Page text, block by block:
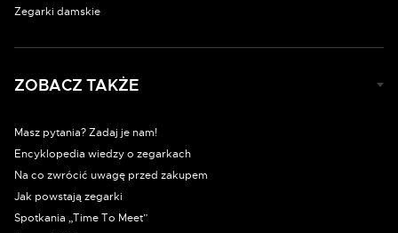
Zegarki damskie
ZOBACZ TAKŻE
Masz pytania? Zadaj je nam!
Encyklopedia wiedzy o zegarkach
Na co zwrócić uwagę przed zakupem
Jak powstają zegarki
Spotkania „Time To Meet”